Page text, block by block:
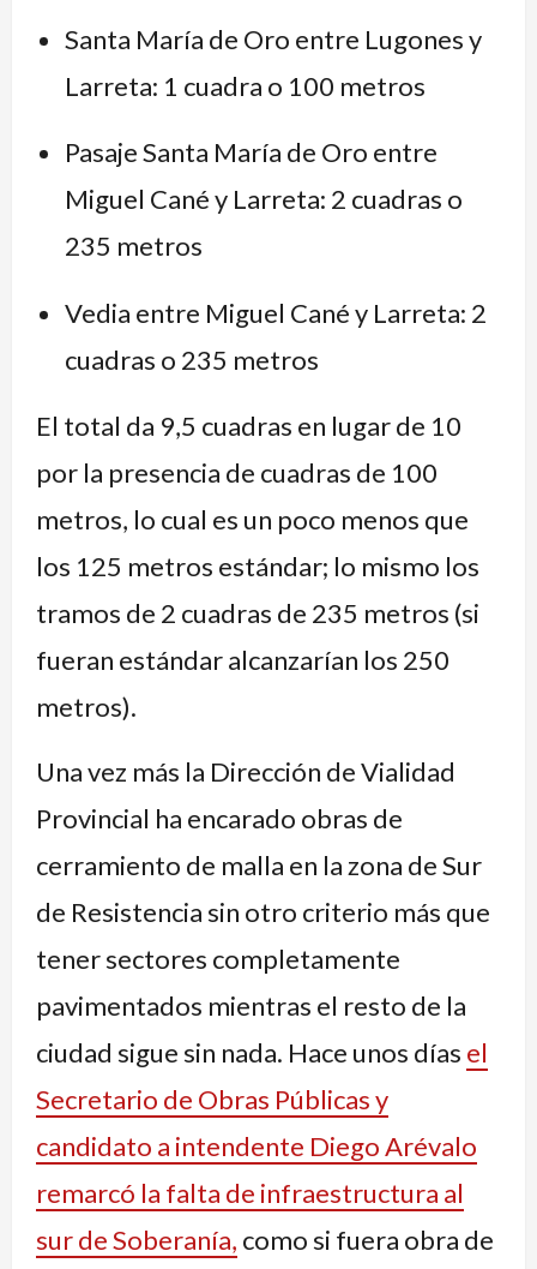
Santa María de Oro entre Lugones y
Larreta: 1 cuadra o 100 metros
Pasaje Santa María de Oro entre
Miguel Cané y Larreta: 2 cuadras o
235 metros
Vedia entre Miguel Cané y Larreta: 2
cuadras o 235 metros
El total da 9,5 cuadras en lugar de 10
por la presencia de cuadras de 100
metros, lo cual es un poco menos que
los 125 metros estándar; lo mismo los
tramos de 2 cuadras de 235 metros (si
fueran estándar alcanzarían los 250
metros).
Una vez más la Dirección de Vialidad
Provincial ha encarado obras de
cerramiento de malla en la zona de Sur
de Resistencia sin otro criterio más que
tener sectores completamente
pavimentados mientras el resto de la
ciudad sigue sin nada. Hace unos días el
Secretario de Obras Públicas y
candidato a intendente Diego Arévalo
remarcó la falta de infraestructura al
sur de Soberanía, como si fuera obra de